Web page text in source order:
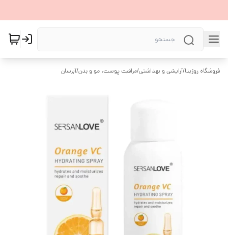
فروشگاه روژیتا/آرایشی و بهداشتی/مراقبت پوست، مو و بدن/آبرسان